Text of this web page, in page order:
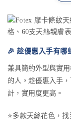
🎉 趁優惠入手有哪
兼具簡約外型與實
的人。趁優惠入手
計，實用度更高。
⭐️多款天絲花色，